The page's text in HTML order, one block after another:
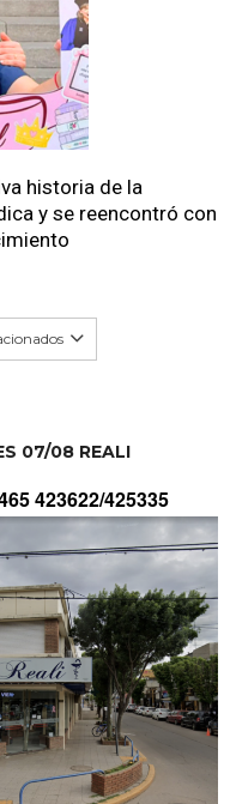
historia de la
y se reencontró con
07/08 REALI
423622/425335